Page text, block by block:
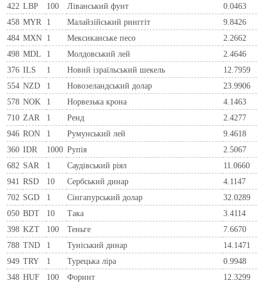
422 LBP 100 Ліванський фунт
0.0463
458 MYR 1 Малайзійський ринггіт
9.8426
484 MXN 1 Мексиканське песо
2.2662
498 MDL 1 Молдовський лей
2.4646
376 ILS 1 Новий ізраїльський шекель
12.7959
554 NZD 1 Новозеландський долар
23.9906
578 NOK 1 Норвезька крона
4.1463
710 ZAR 1 Ренд
2.4277
946 RON 1 Румунський лей
9.4618
360 IDR 1000 Рупія
2.5067
682 SAR 1 Саудівський ріял
11.0660
941 RSD 10 Сербський динар
4.1147
702 SGD 1 Сінгапурський долар
32.0289
050 BDT 10 Така
3.4114
398 KZT 100 Теньге
7.6670
788 TND 1 Туніський динар
14.1471
949 TRY 1 Турецька ліра
0.9948
348 HUF 100 Форинт 12.3299